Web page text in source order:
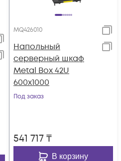
MQ426010
Напольный
серверный шкаф
Metal Box 42U
600х1000
Под заказ
541 717₸
В корзину